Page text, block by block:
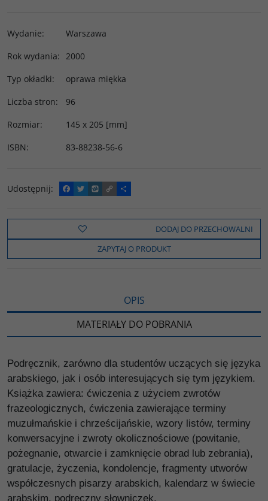
Wydanie:
Warszawa
Rok wydania: 2000
Typ okładki:
oprawa miękka
Liczba stron:
96
Rozmiar:
145 x 205 [mm]
ISBN: 83-88238-56-6
Udostępnij:
F
a
e
o
k
T
w
t
t
e
W
y
o
C
o
y
i
n
k
P
o
z
e
l
s
DODAJ DO PRZECHOWALNI
ZAPYTAJ O PRODUKT
OPIS
MATERIAŁY DO POBRANIA
Podręcznik, zarówno dla studentów uczących się języka
arabskiego, jak i osób interesujących się tym językiem.
Książka zawiera: ćwiczenia z użyciem zwrotów
frazeologicznych, ćwiczenia zawierające terminy
muzułmańskie i chrześcijańskie, wzory listów, terminy
konwersacyjne i zwroty okolicznościowe (powitanie,
pożegnanie, otwarcie i zamknięcie obrad lub zebrania),
gratulacje, życzenia, kondolencje, fragmenty utworów
współczesnych pisarzy arabskich, kalendarz w świecie
arabskim, podręczny słowniczek.